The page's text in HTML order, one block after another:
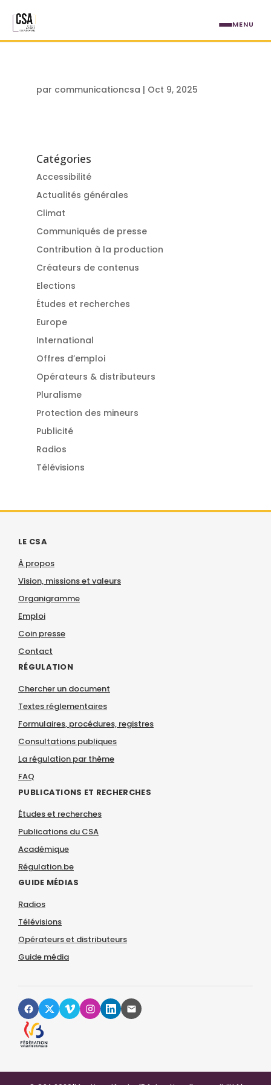
par communicationcsa | Oct 9, 2025
Catégories
Accessibilité
Actualités générales
Climat
Communiqués de presse
Contribution à la production
Créateurs de contenus
Elections
Études et recherches
Europe
International
Offres d’emploi
Opérateurs & distributeurs
Pluralisme
Protection des mineurs
Publicité
Radios
Télévisions
LE CSA
À propos
Vision, missions et valeurs
Organigramme
Emploi
Coin presse
Contact
RÉGULATION
Chercher un document
Textes réglementaires
Formulaires, procédures, registres
Consultations publiques
La régulation par thème
FAQ
PUBLICATIONS ET RECHERCHES
Études et recherches
Publications du CSA
Académique
Régulation.be
GUIDE MÉDIAS
Radios
Télévisions
Opérateurs et distributeurs
Guide média
MENU